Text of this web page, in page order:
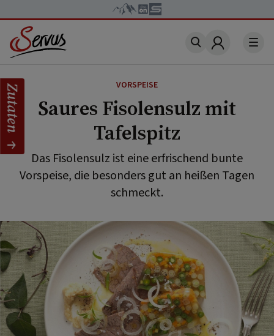
Account
VORSPEISE
Saures Fisolensulz mit
Tafelspitz
Das Fisolensulz ist eine erfrischend bunte
Vorspeise, die besonders gut an heißen Tagen
schmeckt.
Zutaten